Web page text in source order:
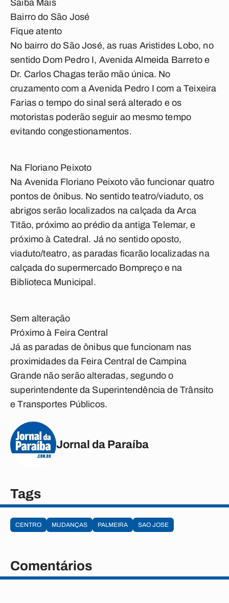
Saiba Mais
Bairro do São José
Fique atento
No bairro do São José, as ruas Aristides Lobo, no
sentido Dom Pedro I, Avenida Almeida Barreto e
Dr. Carlos Chagas terão mão única. No
cruzamento com a Avenida Pedro I com a Teixeira
Farias o tempo do sinal será alterado e os
motoristas poderão seguir ao mesmo tempo
evitando congestionamentos.
Na Floriano Peixoto
Na Avenida Floriano Peixoto vão funcionar quatro
pontos de ônibus. No sentido teatro/viaduto, os
abrigos serão localizados na calçada da Arca
Titão, próximo ao prédio da antiga Telemar, e
próximo à Catedral. Já no sentido oposto,
viaduto/teatro, as paradas ficarão localizadas na
calçada do supermercado Bompreço e na
Biblioteca Municipal.
Sem alteração
Próximo à Feira Central
Já as paradas de ônibus que funcionam nas
proximidades da Feira Central de Campina
Grande não serão alteradas, segundo o
superintendente da Superintendência de Trânsito
e Transportes Públicos.
Jornal da Paraíba
Tags
CENTRO MUDANÇAS PALMEIRA SAO JOSE
Comentários